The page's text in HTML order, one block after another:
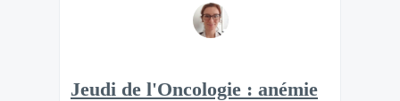
Jeudi de l'Oncologie : anémie